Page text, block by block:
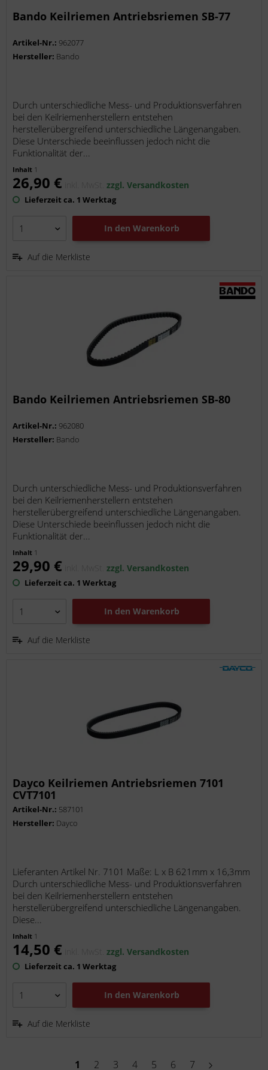
Bando Keilriemen Antriebsriemen SB-77
Artikel-Nr.: 962077
Hersteller: Bando
Durch unterschiedliche Mess- und Produktionsverfahren
bei den Keilriemenherstellern entstehen
herstellerübergreifend unterschiedliche Längenangaben.
Diese Unterschiede beeinflussen jedoch nicht die
Funktionalität der...
Inhalt 1
26,90 € inkl. MwSt.zzgl. Versandkosten
Lieferzeit ca. 1 Werktag
In den Warenkorb
Auf die Merkliste
Bando Keilriemen Antriebsriemen SB-80
Artikel-Nr.: 962080
Hersteller: Bando
Durch unterschiedliche Mess- und Produktionsverfahren
bei den Keilriemenherstellern entstehen
herstellerübergreifend unterschiedliche Längenangaben.
Diese Unterschiede beeinflussen jedoch nicht die
Funktionalität der...
Inhalt 1
29,90 € inkl. MwSt.zzgl. Versandkosten
Lieferzeit ca. 1 Werktag
In den Warenkorb
Auf die Merkliste
Dayco Keilriemen Antriebsriemen 7101
CVT7101
Artikel-Nr.: 587101
Hersteller: Dayco
Lieferanten Artikel Nr. 7101 Maße: L x B 621mm x 16,3mm
Durch unterschiedliche Mess- und Produktionsverfahren
bei den Keilriemenherstellern entstehen
herstellerübergreifend unterschiedliche Längenangaben.
Diese...
Inhalt 1
14,50 € inkl. MwSt.zzgl. Versandkosten
Lieferzeit ca. 1 Werktag
In den Warenkorb
Auf die Merkliste
1 2 3 4 5 6 7